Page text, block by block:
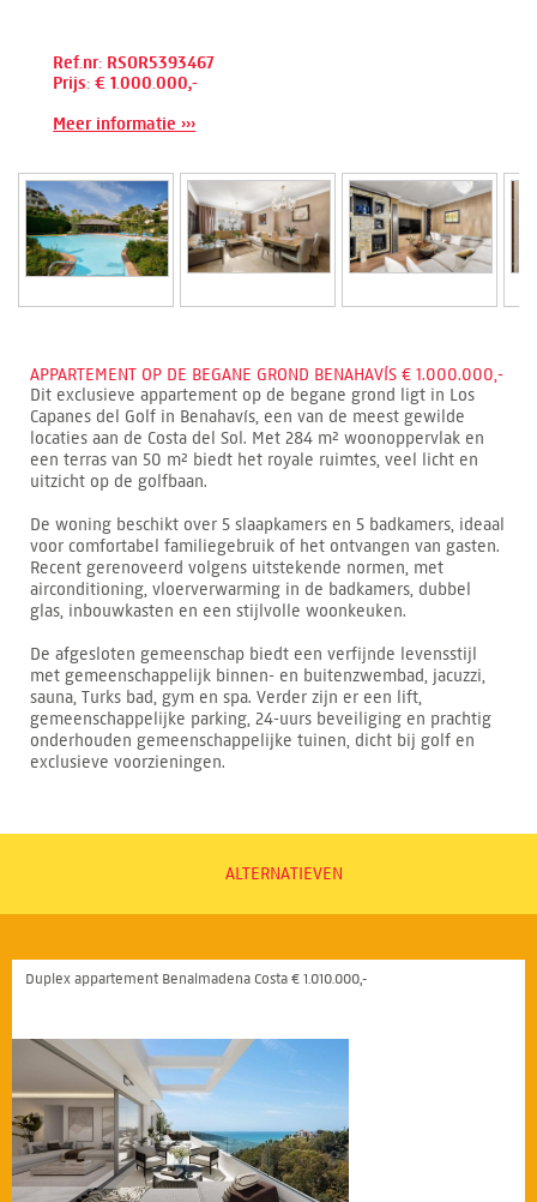
Ref.nr: RSOR5393467
Prijs: € 1.000.000,-
Meer informatie ›››
APPARTEMENT OP DE BEGANE GROND BENAHAVÍS € 1.000.000,-
Dit exclusieve appartement op de begane grond ligt in Los
Capanes del Golf in Benahavís, een van de meest gewilde
locaties aan de Costa del Sol. Met 284 m² woonoppervlak en
een terras van 50 m² biedt het royale ruimtes, veel licht en
uitzicht op de golfbaan.
De woning beschikt over 5 slaapkamers en 5 badkamers, ideaal
voor comfortabel familiegebruik of het ontvangen van gasten.
Recent gerenoveerd volgens uitstekende normen, met
airconditioning, vloerverwarming in de badkamers, dubbel
glas, inbouwkasten en een stijlvolle woonkeuken.
De afgesloten gemeenschap biedt een verfijnde levensstijl
met gemeenschappelijk binnen- en buitenzwembad, jacuzzi,
sauna, Turks bad, gym en spa. Verder zijn er een lift,
gemeenschappelijke parking, 24-uurs beveiliging en prachtig
onderhouden gemeenschappelijke tuinen, dicht bij golf en
exclusieve voorzieningen.
ALTERNATIEVEN
Duplex appartement Benalmadena Costa € 1.010.000,-